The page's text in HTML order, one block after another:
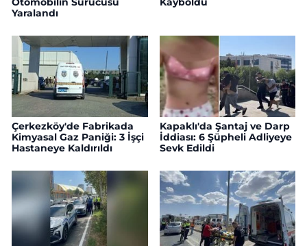
Yaralandı
Çerkezköy'de Fabrikada
Kimyasal Gaz Paniği: 3 İşçi
Hastaneye Kaldırıldı
Kapaklı'da Şantaj ve Darp
İddiası: 6 Şüpheli Adliyeye
Sevk Edildi